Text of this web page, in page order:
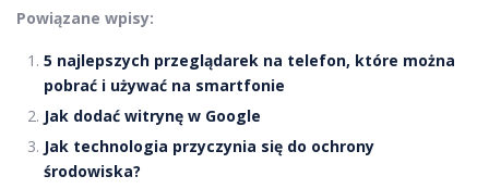
Powiązane wpisy:
5 najlepszych przeglądarek na telefon, które można
pobrać i używać na smartfonie
Jak dodać witrynę w Google
Jak technologia przyczynia się do ochrony
środowiska?